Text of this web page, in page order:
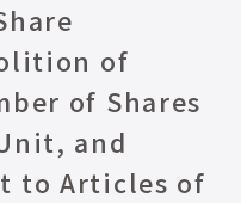
of
of Shares
and
to Articles of